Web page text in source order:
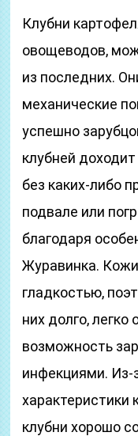
Клубни
овощеводов,
из последних.
механические
успешно
клубней
без каких-либо
подвале или
благодаря
Журавинка.
гладкостью,
них долго,
возможность
инфекциями. Из-
характеристики
клубни хорошо